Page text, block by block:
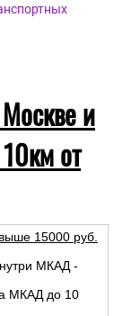
и
от
15000 руб.
МКАД -
МКАД до 10